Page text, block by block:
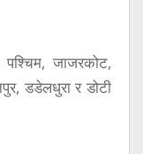
जाजरकोट,
डडेलधुरा र डोटी